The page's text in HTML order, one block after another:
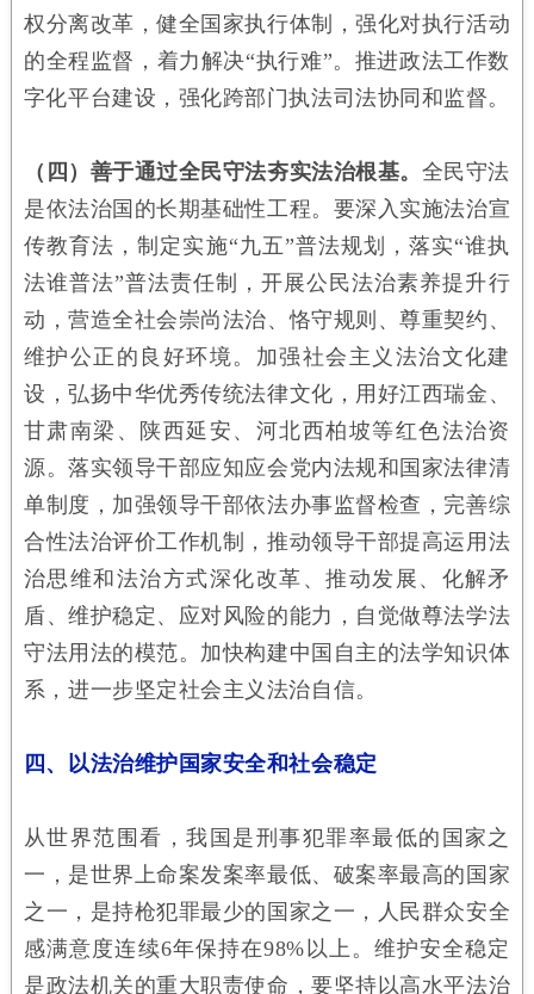
权分离改革，健全国家执行体制，强化对执行活动
的全程监督，着力解决“执行难”。推进政法工作数
字化平台建设，强化跨部门执法司法协同和监督。
（四）善于通过全民守法夯实法治根基。 全民守法
是依法治国的长期基础性工程。要深入实施法治宣
传教育法，制定实施“九五”普法规划，落实“谁执
法谁普法”普法责任制，开展公民法治素养提升行
动，营造全社会崇尚法治、恪守规则、尊重契约、
维护公正的良好环境。加强社会主义法治文化建
设，弘扬中华优秀传统法律文化，用好江西瑞金、
甘肃南梁、陕西延安、河北西柏坡等红色法治资
源。落实领导干部应知应会党内法规和国家法律清
单制度，加强领导干部依法办事监督检查，完善综
合性法治评价工作机制，推动领导干部提高运用法
治思维和法治方式深化改革、推动发展、化解矛
盾、维护稳定、应对风险的能力，自觉做尊法学法
守法用法的模范。加快构建中国自主的法学知识体
系，进一步坚定社会主义法治自信。
四、以法治维护国家安全和社会稳定
从世界范围看，我国是刑事犯罪率最低的国家之
一，是世界上命案发案率最低、破案率最高的国家
之一，是持枪犯罪最少的国家之一，人民群众安全
感满意度连续6年保持在98%以上。维护安全稳定
是政法机关的重大职责使命，要坚持以高水平法治